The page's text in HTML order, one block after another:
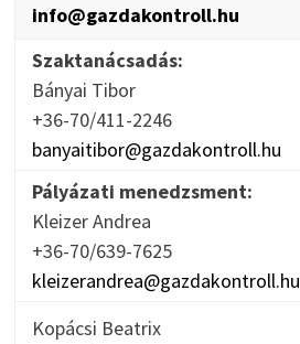
info@gazdakontroll.hu
Szaktanácsadás:
Bányai Tibor
+36-70/411-2246
banyaitibor@gazdakontroll.hu
Pályázati menedzsment:
Kleizer Andrea
+36-70/639-7625
kleizerandrea@gazdakontroll.hu
Kopácsi Beatrix